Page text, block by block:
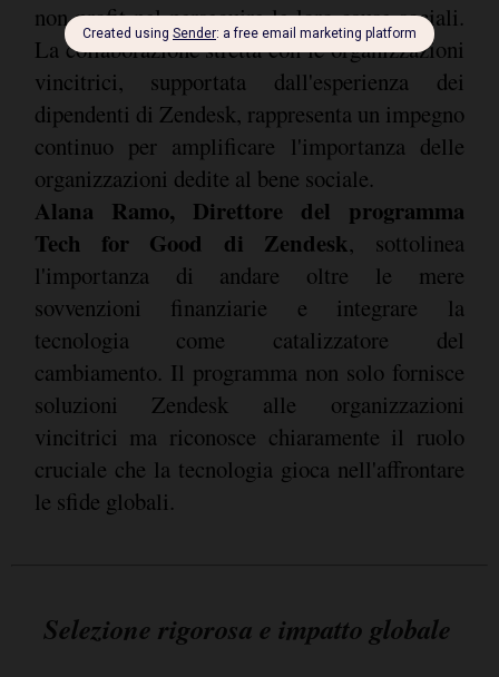
non profit nel perseguire le loro cause sociali.
La collaborazione stretta con le organizzazioni
vincitrici, supportata dall'esperienza dei
dipendenti di Zendesk, rappresenta un impegno
continuo per amplificare l'importanza delle
organizzazioni dedite al bene sociale.
Alana Ramo, Direttore del programma
Tech for Good di Zendesk, sottolinea
l'importanza di andare oltre le mere
sovvenzioni finanziarie e integrare la
tecnologia come catalizzatore del
cambiamento. Il programma non solo fornisce
soluzioni Zendesk alle organizzazioni
vincitrici ma riconosce chiaramente il ruolo
cruciale che la tecnologia gioca nell'affrontare
le sfide globali.
Selezione rigorosa e impatto globale